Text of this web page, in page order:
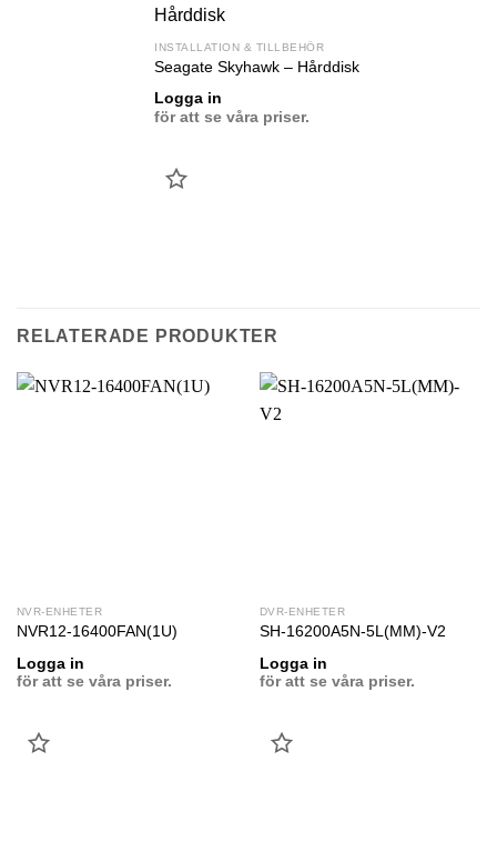
INSTALLATION & TILLBEHÖR
Seagate Skyhawk – Hårddisk
Logga in
för att se våra priser.
RELATERADE PRODUKTER
NVR-ENHETER
NVR12-16400FAN(1U)
Logga in
för att se våra priser.
DVR-ENHETER
SH-16200A5N-5L(MM)-V2
Logga in
för att se våra priser.